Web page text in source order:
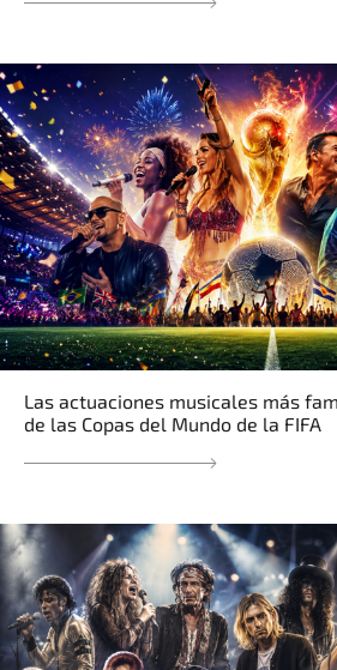
Las actuaciones musicales más
de las Copas del Mundo de la FIFA